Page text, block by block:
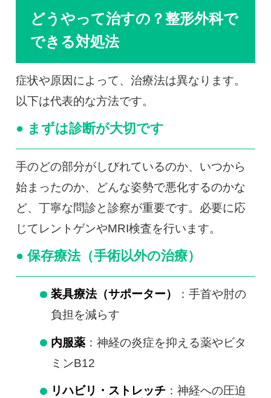
どうやって治すの？整形外科で
できる対処法
症状や原因によって、治療法は異なります。
以下は代表的な方法です。
● まずは診断が大切です
手のどの部分がしびれているのか、いつから
始まったのか、どんな姿勢で悪化するのかな
ど、丁寧な問診と診察が重要です。必要に応
じてレントゲンやMRI検査を行います。
● 保存療法（手術以外の治療）
装具療法（サポーター）
：手首や肘の
負担を減らす
内服薬：神経の炎症を抑える薬やビタ
ミンB12
リハビリ・ストレッチ：神経への圧迫